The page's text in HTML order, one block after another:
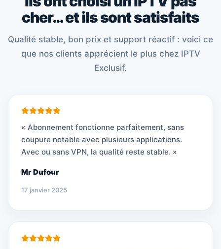
cher… et ils sont satisfaits
Qualité stable, bon prix et support réactif : voici ce
que nos clients apprécient le plus chez IPTV
Exclusif.
« Abonnement fonctionne parfaitement, sans
coupure notable avec plusieurs applications.
Avec ou sans VPN, la qualité reste stable. »
Mr Dufour
17 janvier 2025